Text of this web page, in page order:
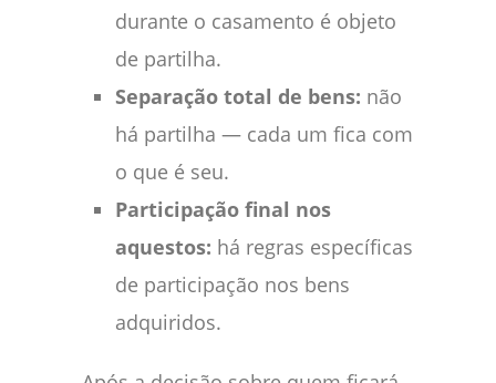
durante o casamento é objeto
de partilha.
Separação total de bens: não
há partilha — cada um fica com
o que é seu.
Participação final nos
aquestos: há regras específicas
de participação nos bens
adquiridos.